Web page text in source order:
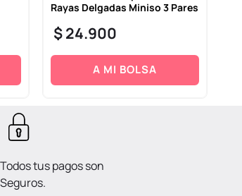
Rayas Delgadas Miniso 3 Pares
$24.900
A MI BOLSA
Todos tus pagos son
Seguros.